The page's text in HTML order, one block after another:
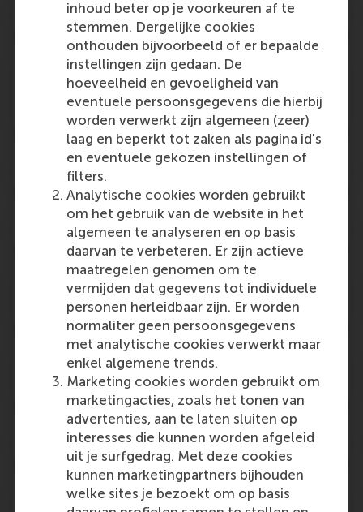
inhoud beter op je voorkeuren af te
stemmen. Dergelijke cookies
onthouden bijvoorbeeld of er bepaalde
instellingen zijn gedaan. De
hoeveelheid en gevoeligheid van
eventuele persoonsgegevens die hierbij
worden verwerkt zijn algemeen (zeer)
laag en beperkt tot zaken als pagina id's
en eventuele gekozen instellingen of
filters.
Analytische cookies worden gebruikt
om het gebruik van de website in het
algemeen te analyseren en op basis
daarvan te verbeteren. Er zijn actieve
maatregelen genomen om te
vermijden dat gegevens tot individuele
personen herleidbaar zijn. Er worden
normaliter geen persoonsgegevens
met analytische cookies verwerkt maar
enkel algemene trends.
Marketing cookies worden gebruikt om
marketingacties, zoals het tonen van
advertenties, aan te laten sluiten op
interesses die kunnen worden afgeleid
uit je surfgedrag. Met deze cookies
kunnen marketingpartners bijhouden
welke sites je bezoekt om op basis
Can I pay my tuition fee in instalments?
Will I receive an RSM alumni status when I
have successfully completed the
programme?
Why should I choose RSM?
How do I get to RSM?
Where is the nearest international
What services are available for
participants with disabilities?
Are meals included?
For provided meals, are special dietary